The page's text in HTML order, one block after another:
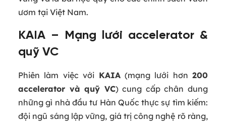
ươm tại Việt Nam.
KAIA – Mạng lưới accelerator &
quỹ VC
Phiên làm việc với KAIA(mạng lưới hơn 200
accelerator và quỹ VC) cung cấp chân dung
những gì nhà đầu tư Hàn Quốc thực sự tìm kiếm:
đội ngũ sáng lập vững, giá trị công nghệ rõ ràng,